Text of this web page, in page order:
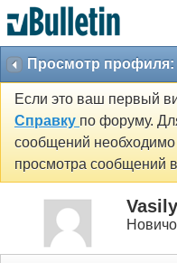
Просмотр профиля:
Если это ваш первый
Справку по форуму.
сообщений необходимо
просмотра сообщений
Vasily